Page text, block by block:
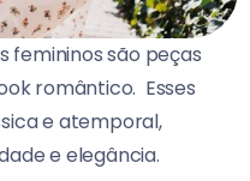
femininos são peças
romântico. Esses
e atemporal,
e elegância.